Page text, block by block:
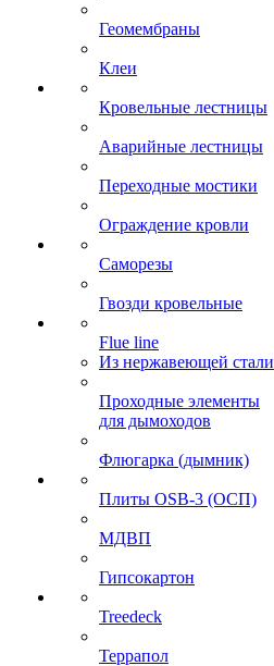
Геомембраны
Клеи
Кровельные лестницы
Аварийные лестницы
Переходные мостики
Ограждение кровли
Саморезы
Гвозди кровельные
Flue line
Из нержавеющей стали
Проходные элементы
для дымоходов
Флюгарка (дымник)
Плиты OSB-3 (ОСП)
МДВП
Гипсокартон
Treedeck
Террапол